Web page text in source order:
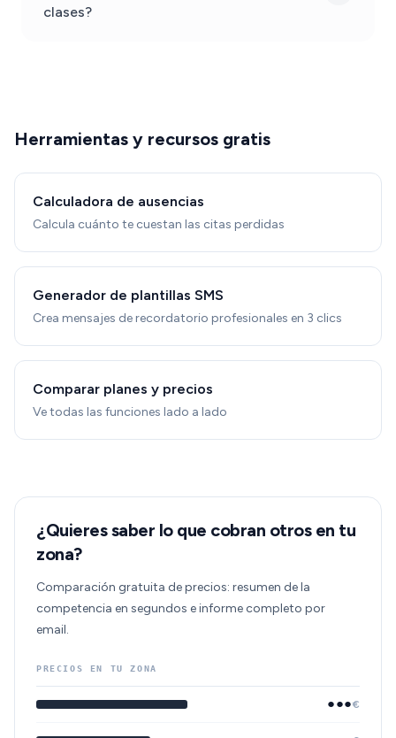
clases?
Herramientas y recursos gratis
Calculadora de ausencias
Calcula cuánto te cuestan las citas perdidas
Generador de plantillas SMS
Crea mensajes de recordatorio profesionales en 3 clics
Comparar planes y precios
Ve todas las funciones lado a lado
¿Quieres saber lo que cobran otros en tu
zona?
Comparación gratuita de precios: resumen de la
competencia en segundos e informe completo por
email.
PRECIOS EN TU ZONA
●●●€